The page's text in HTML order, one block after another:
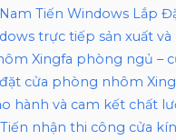
Tiến Windows Lắp
trực tiếp sản xuất
Xingfa phòng ngủ
cửa phòng nhôm
hành và cam kết chất
nhận thi công cửa